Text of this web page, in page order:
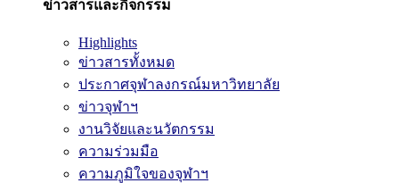
ข่าวสารและกิจกรรม
Highlights
ข่าวสารทั้งหมด
ประกาศจุฬาลงกรณ์มหาวิทยาลัย
ข่าวจุฬาฯ
งานวิจัยและนวัตกรรม
ความร่วมมือ
ความภูมิใจของจุฬาฯ